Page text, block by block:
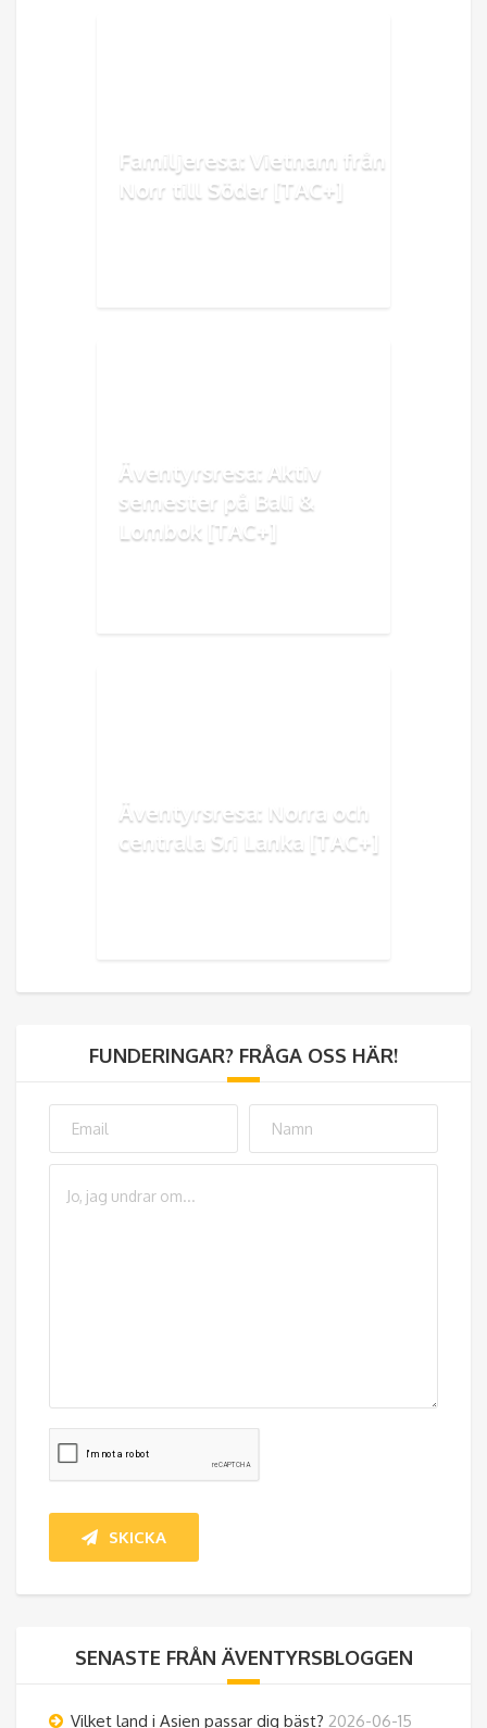
Familjeresa: Vietnam från
Norr till Söder [TAC+]
Äventyrsresa: Aktiv
semester på Bali &
Lombok [TAC+]
Äventyrsresa: Norra och
centrala Sri Lanka [TAC+]
FUNDERINGAR? FRÅGA OSS HÄR!
SENASTE FRÅN ÄVENTYRSBLOGGEN
Vilket land i Asien passar dig bäst? 2026-06-15